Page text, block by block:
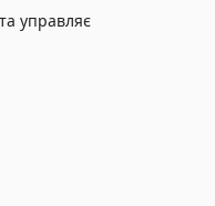
управляє